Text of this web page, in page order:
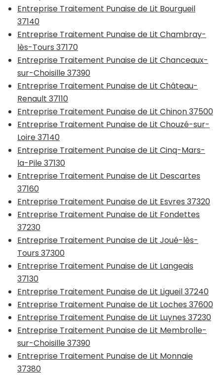
Entreprise Traitement Punaise de Lit Bourgueil
37140
Entreprise Traitement Punaise de Lit Chambray-
lès-Tours 37170
Entreprise Traitement Punaise de Lit Chanceaux-
sur-Choisille 37390
Entreprise Traitement Punaise de Lit Château-
Renault 37110
Entreprise Traitement Punaise de Lit Chinon 37500
Entreprise Traitement Punaise de Lit Chouzé-sur-
Loire 37140
Entreprise Traitement Punaise de Lit Cinq-Mars-
la-Pile 37130
Entreprise Traitement Punaise de Lit Descartes
37160
Entreprise Traitement Punaise de Lit Esvres 37320
Entreprise Traitement Punaise de Lit Fondettes
37230
Entreprise Traitement Punaise de Lit Joué-lès-
Tours 37300
Entreprise Traitement Punaise de Lit Langeais
37130
Entreprise Traitement Punaise de Lit Ligueil 37240
Entreprise Traitement Punaise de Lit Loches 37600
Entreprise Traitement Punaise de Lit Luynes 37230
Entreprise Traitement Punaise de Lit Membrolle-
sur-Choisille 37390
Entreprise Traitement Punaise de Lit Monnaie
37380